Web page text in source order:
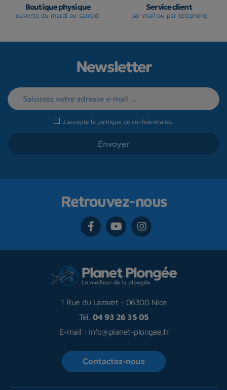
Boutique physique
ouverte du mardi au samedi
Service client
par mail ou par téléphone
Newsletter
J'accepte la politique de confidentialité
Retrouvez-nous
1 Rue du Lazaret - 06300 Nice
Tél. 04 93 26 35 05
E-mail : info@planet-plongee.fr
Contactez-nous